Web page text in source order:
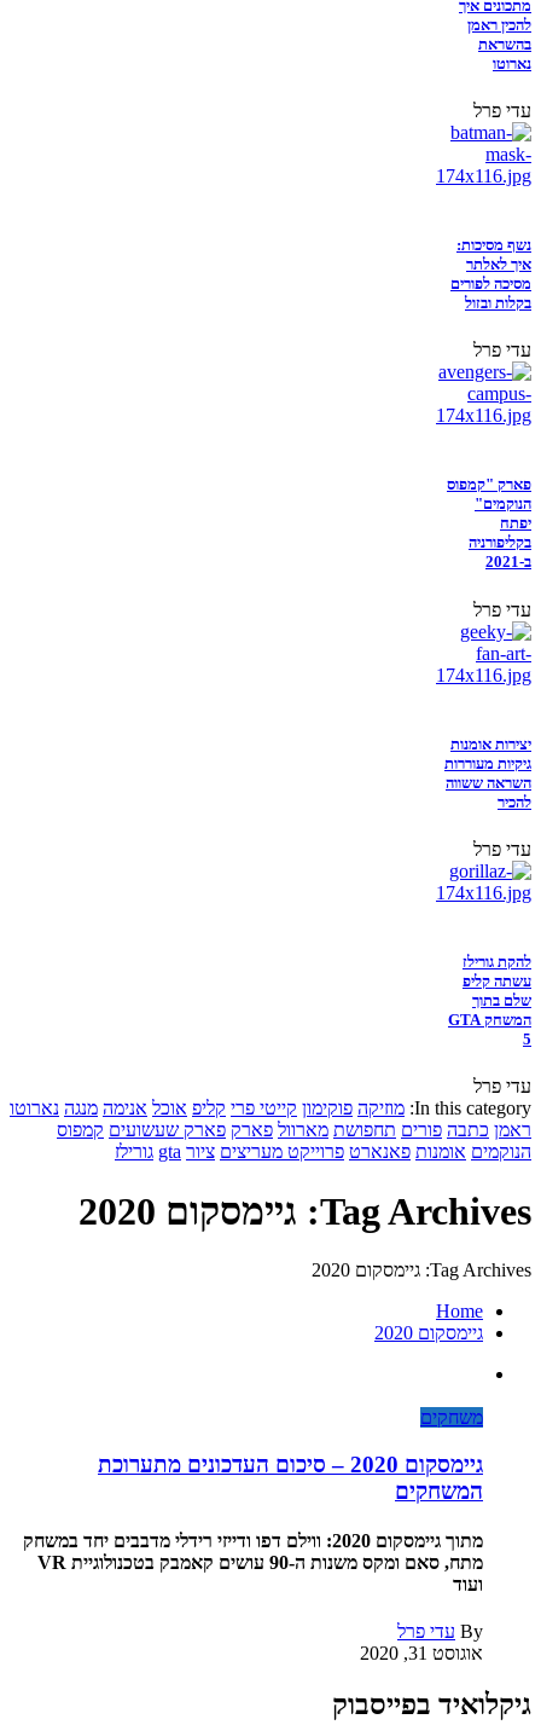
מתכונים איך
להכין ראמן
בהשראת
נארוטו
עדי פרל
נשף מסיכות:
איך לאלתר
מסיכה לפורים
בקלות ובזול
עדי פרל
פארק "קמפוס
הנוקמים"
יפתח
בקליפורניה
ב-2021
עדי פרל
יצירות אומנות
גיקיות מעוררות
השראה ששווה
להכיר
עדי פרל
להקת גורילז
עשתה קליפ
שלם בתוך
המשחק GTA
5
עדי פרל
In this category: מוזיקה פוקימון קייטי פרי קליפ אוכל אנימה מנגה נארוטו
ראמן כתבה פורים תחפושת מארוול פארק פארק שעשועים קמפוס
הנוקמים אומנות פאנארט פרוייקט מעריצים ציור gta גורילז
Tag Archives: גיימסקום 2020
Tag Archives: גיימסקום 2020
Home
גיימסקום 2020
משחקים
גיימסקום 2020 – סיכום העדכונים מתערוכת
המשחקים
מתוך גיימסקום 2020: ווילם דפו ודייזי רידלי מדבבים יחד במשחק
מתח, סאם ומקס משנות ה-90 עושים קאמבק בטכנולוגיית VR
ועוד
By עדי פרל
אוגוסט 31, 2020
גיקלואיד בפייסבוק